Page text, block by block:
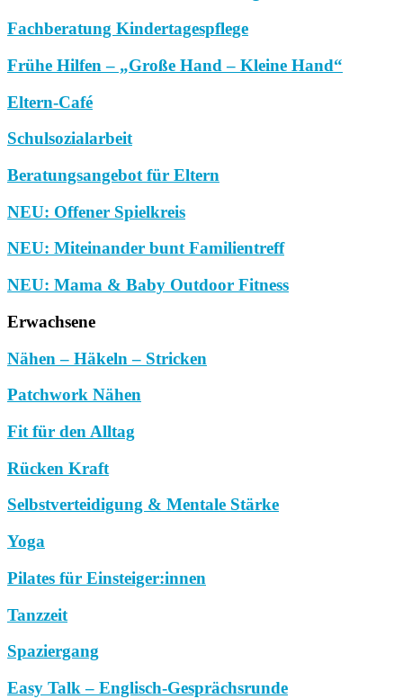
Fachberatung Kindertagespflege
Frühe Hilfen – „Große Hand – Kleine Hand“
Eltern-Café
Schulsozialarbeit
Beratungsangebot für Eltern
NEU: Offener Spielkreis
NEU: Miteinander bunt Familientreff
NEU: Mama & Baby Outdoor Fitness
Erwachsene
Nähen – Häkeln – Stricken
Patchwork Nähen
Fit für den Alltag
Rücken Kraft
Selbstverteidigung & Mentale Stärke
Yoga
Pilates für Einsteiger:innen
Tanzzeit
Spaziergang
Easy Talk – Englisch-Gesprächsrunde